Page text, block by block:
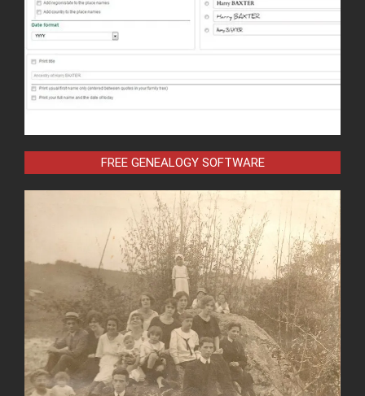
FREE GENEALOGY SOFTWARE